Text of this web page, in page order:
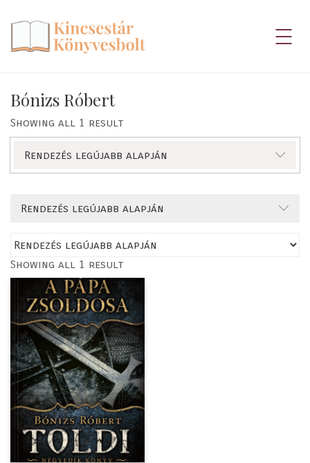
Bónizs Róbert
Showing all 1 result
Rendezés legújabb alapján
Rendezés legújabb alapján
Showing all 1 result